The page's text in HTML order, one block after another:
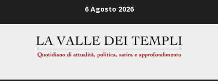
6 Agosto 2026